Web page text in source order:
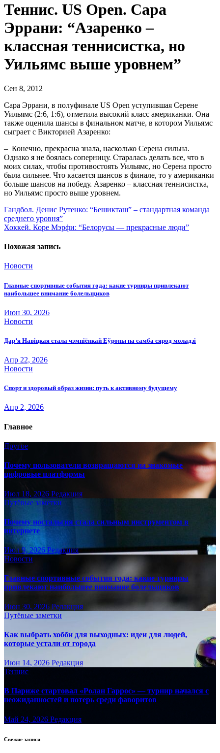
Теннис. US Open. Сара
Эррани: “Азаренко –
классная теннисистка, но
Уильямс выше уровнем”
Сен 8, 2012
Сара Эррани, в полуфинале US Open уступившая Серене
Уильямс (2:6, 1:6), отметила высокий класс американки. Она
также оценила шансы в финальном матче, в котором Уильямс
сыграет с Викторией Азаренко:
– Конечно, прекрасна знала, насколько Серена сильна.
Однако я не боялась соперницу. Старалась делать все, что в
моих силах, чтобы противостоять Уильямс, но Серена просто
была сильнее. Что касается шансов в финале, то у американки
больше шансов на победу. Азаренко – классная теннисистка,
но Уильямс просто выше уровнем.
Навигация
по
Гандбол. Денис Рутенко: “Бешикташ” – стандартная команда
среднего уровня”
Хоккей. Коре Мэрфи: “Белорусы — прекрасные люди”
Похожая запись
Новости
Главные спортивные события года: какие турниры привлекают
наибольшее внимание болельщиков
Июн 30, 2026
Новости
Дар’я Навіцкая стала чэмпіёнкай Еўропы па самба сярод моладзі
Апр 22, 2026
Новости
Спорт и здоровый образ жизни: путь к активному будущему
Апр 2, 2026
Главное
Другое
Почему пользователи возвращаются на знакомые
цифровые платформы
Июл 18, 2026 Редакция
Путёвые заметки
Почему ностальгия стала сильным инструментом в
интернете
Июл 9, 2026 Редакция
Новости
Главные спортивные события года: какие турниры
привлекают наибольшее внимание болельщиков
Июн 30, 2026 Редакция
Путёвые заметки
Как выбрать хобби для выходных: идеи для людей,
которые устали от города
Июн 14, 2026 Редакция
Теннис
В Париже стартовал «Ролан Гаррос» — турнир начался с
неожиданностей и потерь среди фаворитов
Май 24, 2026 Редакция
Свежие записи